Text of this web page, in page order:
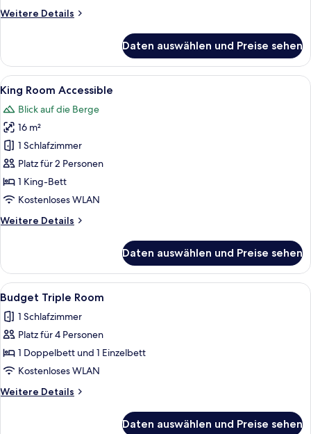
Weitere Details
Weitere
Doppelzimmer
Daten auswählen und Preise sehen
Alle
Fotos
für
King
Room
Accessible
anzeigen
Ein ordentlich eingerichtetes
3
King Room Accessible
Blick auf die Berge
16 m²
1 Schlafzimmer
Platz für 2 Personen
1 King-Bett
Kostenloses WLAN
Weitere Details
Weitere
Room
Accessible
Daten auswählen und Preise sehen
Alle
Fotos
für
Budget
Triple
Room
anzeigen
Ein Hotelzimmer mit zwei Betten,
1
Budget Triple Room
1 Schlafzimmer
Platz für 4 Personen
1 Doppelbett und 1 Einzelbett
Kostenloses WLAN
Weitere Details
Weitere
Daten auswählen und Preise sehen